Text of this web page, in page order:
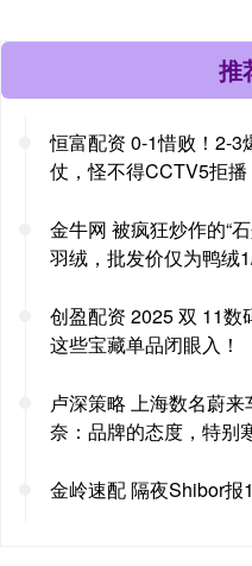
推
恒富配资 0-1惜败！2-3
仗，怪不得CCTV5拒播
金牛网 被疯狂炒作的“
羽绒，批发价仅为鸭绒
创盈配资 2025 双 11数
这些宝藏单品闭眼入！
卢深策略 上海数名蔚
奈：品牌的态度，特别
金岭速配 隔夜Shibor报